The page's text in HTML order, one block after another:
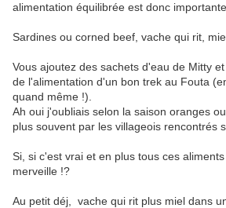
alimentation équilibrée est donc importante.
Sardines ou corned beef, vache qui rit,
Vous ajoutez des sachets d'eau de Mitty
de l'alimentation d'un bon trek au Fouta
quand même !).
Ah oui j'oubliais selon la saison oranges
plus souvent par les villageois rencontrés
Si, si c'est vrai et en plus tous ces
merveille !?
Au petit déj, vache qui rit plus miel dans